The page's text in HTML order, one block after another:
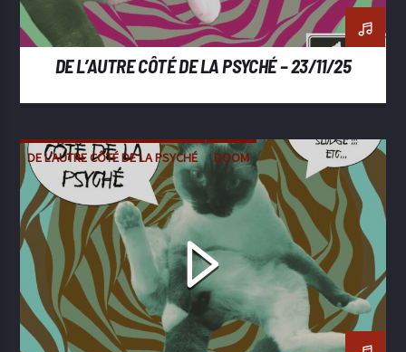
DE L’AUTRE CÔTÉ DE LA PSYCHÉ – 23/11/25
DE L'AUTRE CÔTÉ DE LA PSYCHÉ
DOOM
METAL
POST-METAL SLUDGE STONER